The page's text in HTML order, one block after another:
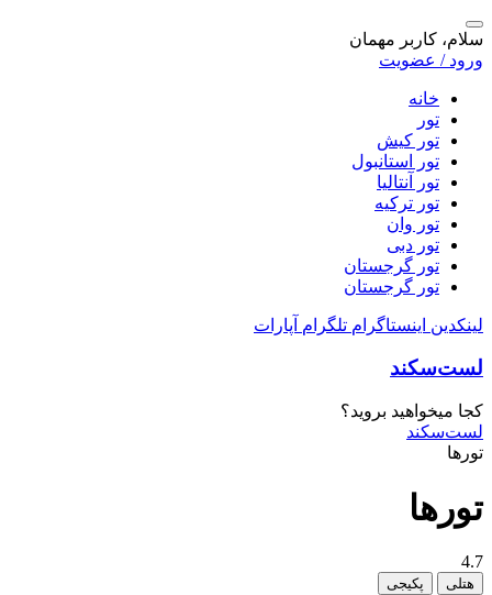
سلام، کاربر مهمان
ورود / عضویت
خانه
تور
تور کیش
تور استانبول
تور آنتالیا
تور ترکیه
تور وان
تور دبی
تور گرجستان
تور گرجستان
لینکدین اینستاگرام تلگرام آپارات
لست‌سکند
کجا میخواهید بروید؟
لست‌سکند
تورها
تور‌ها
4.7
هتلی پکیجی